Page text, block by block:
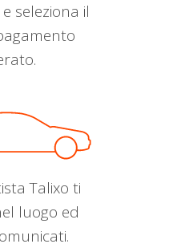
seleziona il
Talixo ti
luogo ed